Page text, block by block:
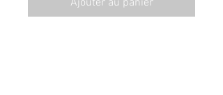
Ajouter au panier